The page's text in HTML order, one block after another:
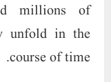
millions of
unfold in the
course of time.